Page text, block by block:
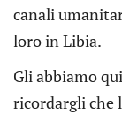
canali
loro in Libia.
Gli abbiamo
ricordargli che